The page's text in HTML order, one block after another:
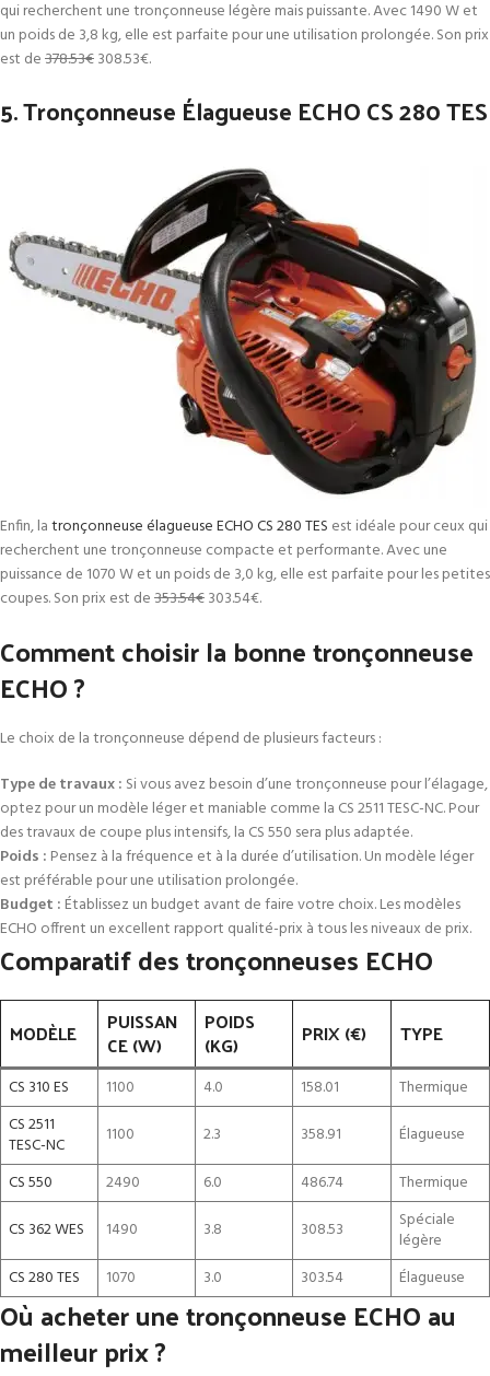
qui recherchent une tronçonneuse légère mais puissante. Avec 1490 W et
un poids de 3,8 kg, elle est parfaite pour une utilisation prolongée. Son prix
est de378.53€308.53€.
5. Tronçonneuse Élagueuse ECHO CS 280 TES
Enfin, latronçonneuse élagueuse ECHO CS 280 TES est idéale pour ceux qui
recherchent une tronçonneuse compacte et performante. Avec une
puissance de 1070 W et un poids de 3,0 kg, elle est parfaite pour les petites
coupes. Son prix est de353.54€303.54€.
Comment choisir la bonne tronçonneuse
ECHO ?
Le choix de la tronçonneuse dépend de plusieurs facteurs :
Type de travaux : Si vous avez besoin d’une tronçonneuse pour l’élagage,
optez pour un modèle léger et maniable comme la CS 2511 TESC-NC. Pour
des travaux de coupe plus intensifs, la CS 550 sera plus adaptée.
Poids : Pensez à la fréquence et à la durée d’utilisation. Un modèle léger
est préférable pour une utilisation prolongée.
Budget : Établissez un budget avant de faire votre choix. Les modèles
ECHO offrent un excellent rapport qualité-prix à tous les niveaux de prix.
Comparatif des tronçonneuses ECHO
MODÈLE PUISSAN
CE (W)
POIDS
(KG) PRIX (€) TYPE
CS 310 ES 1100 4.0 158.01
Thermique
CS 2511
TESC-NC
1100 2.3 358.91
Élagueuse
CS 550
2490 6.0 486.74
Thermique
CS 362 WES
1490 3.8 308.53
Spéciale
légère
CS 280 TES
1070 3.0 303.54 Élagueuse
Où acheter une tronçonneuse ECHO au
meilleur prix ?